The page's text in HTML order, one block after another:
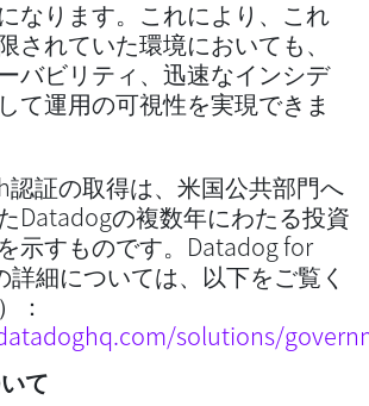
なります。これにより、これ
されていた環境においても、
バビリティ、迅速なインシデ
て運用の可視性を実現できま
認証の取得は、米国公共部門へ
Datadogの複数年にわたる投資
示すものです。Datadog for
細については、以下をご覧く
：
solutions/
て